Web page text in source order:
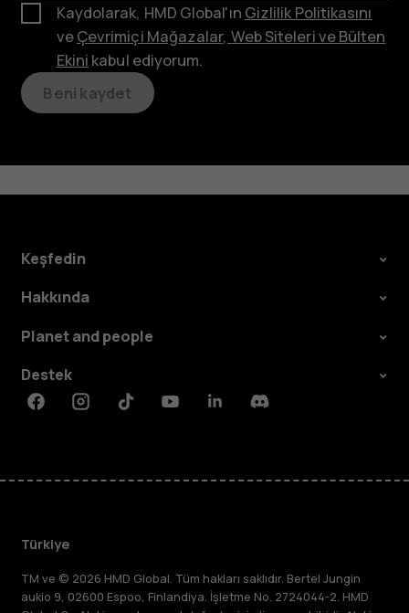
Kaydolarak, HMD Global'ın Gizlilik Politikasını
veÇevrimiçi Mağazalar, Web Siteleri ve Bülten
Ekini kabul ediyorum.
Beni kaydet
Keşfedin
Hakkında
Planet and people
Destek
FacebookInstagramTiktokYoutubeLinkedinDiscord
Türkiye
TM ve © 2026 HMD Global. Tüm hakları saklıdır. Bertel Jungin
aukio 9, 02600 Espoo, Finlandiya. İşletme No. 2724044-2. HMD